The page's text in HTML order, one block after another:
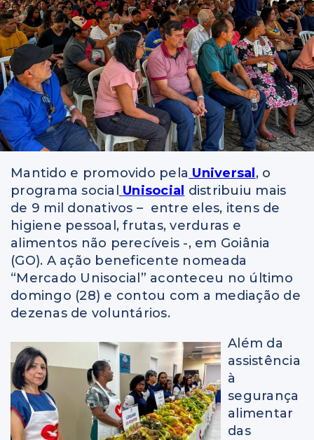
Mantido e promovido pela Universal , o
programa social
Unisocial distribuiu mais
de 9 mil donativos – entre eles, itens de
higiene pessoal, frutas, verduras e
alimentos não perecíveis -, em Goiânia
(GO). A ação beneficente nomeada
“Mercado Unisocial” aconteceu no último
domingo (28) e contou com a mediação de
dezenas de voluntários.
Além da
assistência
à
segurança
alimentar
das